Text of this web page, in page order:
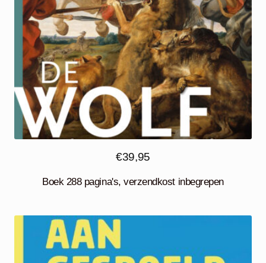
€39,95
Boek 288 pagina's, verzendkost inbegrepen